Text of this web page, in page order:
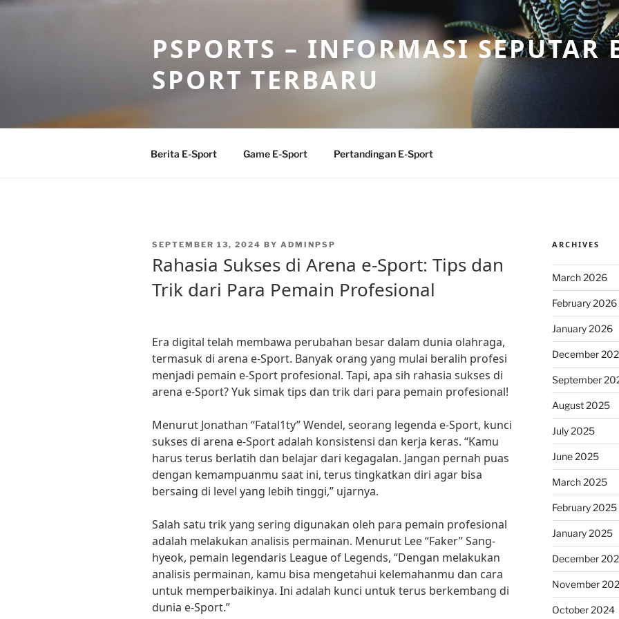
Skip
PSPORTS – INFORMASI SEPUTAR
SPORT TERBARU
Berita E-Sport Game E-Sport Pertandingan E-Sport
POSTED
SEPTEMBER 13, 2024 BY ADMINPSP
Rahasia Sukses di Arena e-Sport: Tips dan
Trik dari Para Pemain Profesional
Era digital telah membawa perubahan besar dalam dunia olahraga,
termasuk di arena e-Sport. Banyak orang yang mulai beralih profesi
menjadi pemain e-Sport profesional. Tapi, apa sih rahasia sukses di
arena e-Sport? Yuk simak tips dan trik dari para pemain profesional!
Menurut Jonathan “Fatal1ty” Wendel, seorang legenda e-Sport, kunci
sukses di arena e-Sport adalah konsistensi dan kerja keras. “Kamu
harus terus berlatih dan belajar dari kegagalan. Jangan pernah puas
dengan kemampuanmu saat ini, terus tingkatkan diri agar bisa
bersaing di level yang lebih tinggi,” ujarnya.
Salah satu trik yang sering digunakan oleh para pemain profesional
adalah melakukan analisis permainan. Menurut Lee “Faker” Sang-
hyeok, pemain legendaris League of Legends, “Dengan melakukan
analisis permainan, kamu bisa mengetahui kelemahanmu dan cara
untuk memperbaikinya. Ini adalah kunci untuk terus berkembang di
dunia e-Sport.”
ARCHIVES
March 2026
February 2026
January 2026
December
September
August 2025
July 2025
June 2025
March 2025
February 2025
January 2025
December
November
October 2024